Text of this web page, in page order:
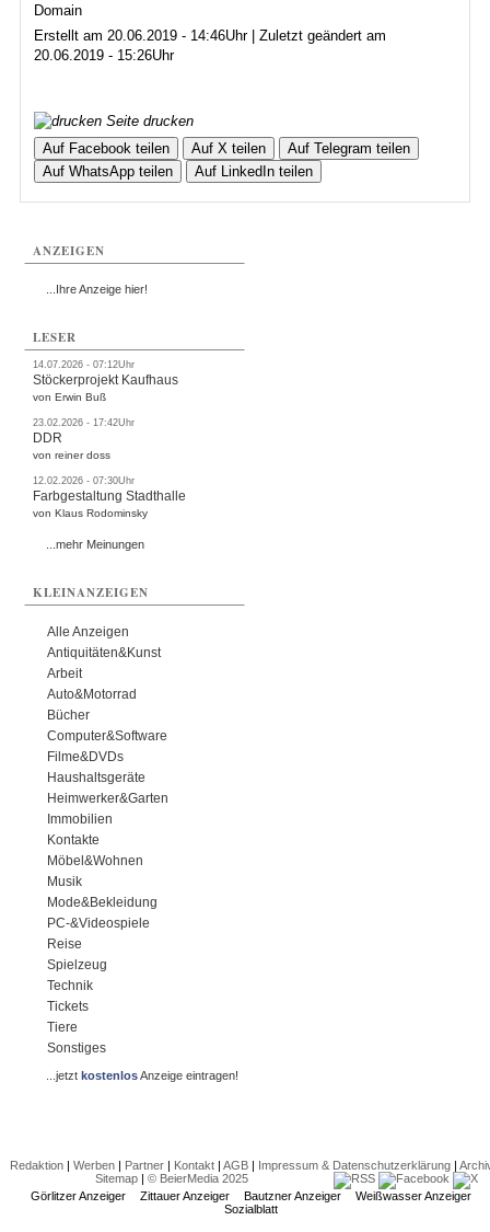
Domain
Erstellt am 20.06.2019 - 14:46Uhr | Zuletzt geändert am
20.06.2019 - 15:26Uhr
Seite drucken
Auf Facebook teilen
Auf X teilen
Auf Telegram teilen
Auf WhatsApp teilen
Auf LinkedIn teilen
ANZEIGEN
...Ihre Anzeige hier!
LESER
14.07.2026 - 07:12Uhr
Stöckerprojekt Kaufhaus
von Erwin Buß
23.02.2026 - 17:42Uhr
DDR
von reiner doss
12.02.2026 - 07:30Uhr
Farbgestaltung Stadthalle
von Klaus Rodominsky
...mehr Meinungen
KLEINANZEIGEN
Alle Anzeigen
Antiquitäten&Kunst
Arbeit
Auto&Motorrad
Bücher
Computer&Software
Filme&DVDs
Haushaltsgeräte
Heimwerker&Garten
Immobilien
Kontakte
Möbel&Wohnen
Musik
Mode&Bekleidung
PC-&Videospiele
Reise
Spielzeug
Technik
Tickets
Tiere
Sonstiges
...jetztkostenlosAnzeige eintragen!
Redaktion| Werben| Partner| Kontakt| AGB| Impressum & Datenschutzerklärung|
Sitemap| © BeierMedia 2025
Görlitzer Anzeiger
Zittauer Anzeiger Bautzner Anzeiger
Weißwasser Anzeiger
Sozialblatt